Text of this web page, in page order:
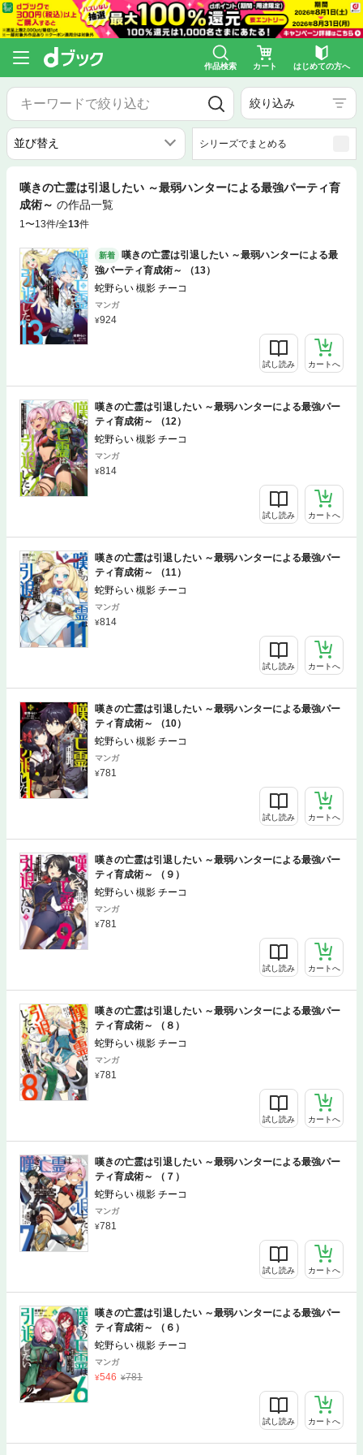
作品検索 カート はじめての方へ
絞り込み
シリーズでまとめる
嘆きの亡霊は引退したい ～最弱ハンターによる最強パーティ育
成術～ の作品一覧
1〜13件/全13件
新着
嘆きの亡霊は引退したい ～最弱ハンターによる最
強パーティ育成術～ （13）
蛇野らい 槻影 チーコ
マンガ
924
試し読み カートへ
嘆きの亡霊は引退したい ～最弱ハンターによる最強パー
ティ育成術～ （12）
蛇野らい 槻影 チーコ
マンガ
814
試し読み カートへ
嘆きの亡霊は引退したい ～最弱ハンターによる最強パー
ティ育成術～ （11）
蛇野らい 槻影 チーコ
マンガ
814
試し読み カートへ
嘆きの亡霊は引退したい ～最弱ハンターによる最強パー
ティ育成術～ （10）
蛇野らい 槻影 チーコ
マンガ
781
試し読み カートへ
嘆きの亡霊は引退したい ～最弱ハンターによる最強パー
ティ育成術～ （９）
蛇野らい 槻影 チーコ
マンガ
781
試し読み カートへ
嘆きの亡霊は引退したい ～最弱ハンターによる最強パー
ティ育成術～ （８）
蛇野らい 槻影 チーコ
マンガ
781
試し読み カートへ
嘆きの亡霊は引退したい ～最弱ハンターによる最強パー
ティ育成術～ （７）
蛇野らい 槻影 チーコ
マンガ
781
試し読み カートへ
嘆きの亡霊は引退したい ～最弱ハンターによる最強パー
ティ育成術～ （６）
蛇野らい 槻影 チーコ
マンガ
546 781
試し読み カートへ